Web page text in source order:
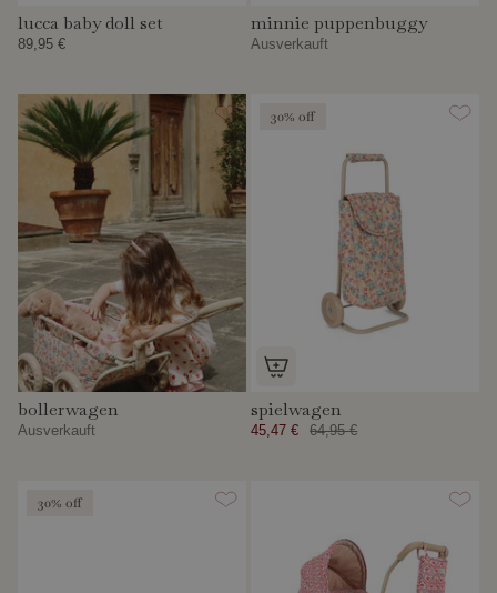
lucca baby doll set
89,95 €
minnie puppenbuggy
Ausverkauft
bollerwagen
Ausverkauft
30% off
spielwagen
45,47 € 64,95 €
30% off